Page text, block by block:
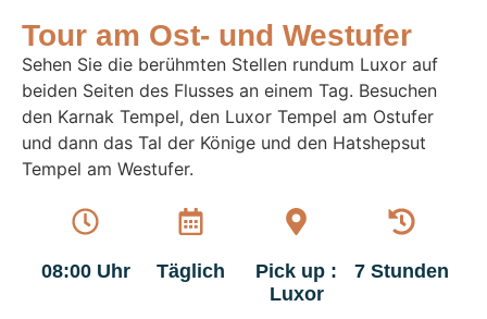
Tour am Ost- und Westufer
Sehen Sie die berühmten Stellen rundum Luxor auf
beiden Seiten des Flusses an einem Tag. Besuchen
den Karnak Tempel, den Luxor Tempel am Ostufer
und dann das Tal der Könige und den Hatshepsut
Tempel am Westufer.
08:00 Uhr Täglich
Pick up :
Luxor
7 Stunden